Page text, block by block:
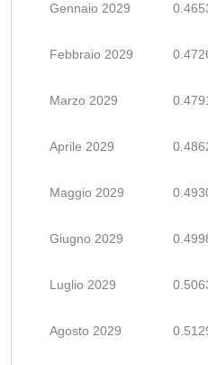
Gennaio 2029
Febbraio 2029
Marzo 2029
Aprile 2029
Maggio 2029
Giugno 2029
Luglio 2029
Agosto 2029